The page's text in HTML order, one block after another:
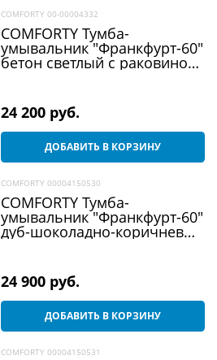
COMFORTY 00-00004332
COMFORTY Тумба-
умывальник "Франкфурт-60"
бетон светлый с раковиной
24 200 руб.
ДОБАВИТЬ В КОРЗИНУ
COMFORTY 00004150530
COMFORTY Тумба-
умывальник "Франкфурт-60"
дуб-шоколадно-коричневый
24 900 руб.
ДОБАВИТЬ В КОРЗИНУ
COMFORTY 00004150531